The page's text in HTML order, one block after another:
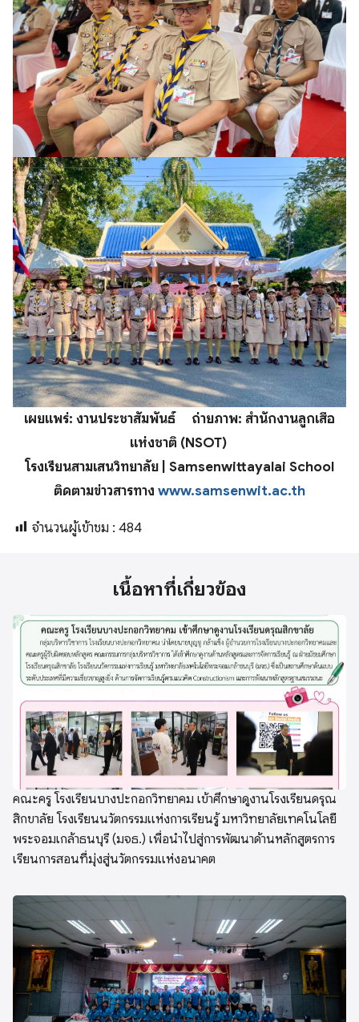
เผยแพร่: งานประชาสัมพันธ์ ถ่ายภาพ: สำนักงานลูกเสือ
แห่งชาติ (NSOT)
โรงเรียนสามเสนวิทยาลัย | Samsenwittayalai School
ติดตามข่าวสารทาง www.samsenwit.ac.th
จำนวนผู้เข้าชม : 484
เนื้อหาที่เกี่ยวข้อง
คณะครู โรงเรียนบางปะกอกวิทยาคม เข้าศึกษาดูงานโรงเรียนดรุณ
สิกขาลัย โรงเรียนนวัตกรรมแห่งการเรียนรู้ มหาวิทยาลัยเทคโนโลยี
พระจอมเกล้าธนบุรี (มจธ.) เพื่อนำไปสู่การพัฒนาด้านหลักสูตรการ
เรียนการสอนที่มุ่งสู่นวัตกรรมแห่งอนาคต